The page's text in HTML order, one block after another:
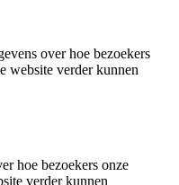
over hoe bezoekers
website verder kunnen
hoe bezoekers onze
verder kunnen